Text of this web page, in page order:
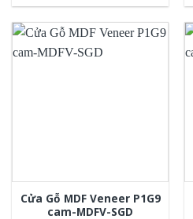
Cửa Gỗ MDF Veneer P1G9
cam-MDFV-SGD